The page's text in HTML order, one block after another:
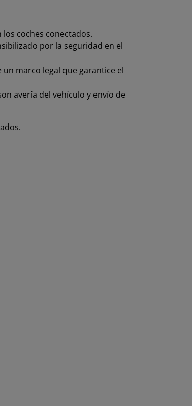
coches conectados.
por la seguridad en el
marco legal que garantice el
avería del vehículo y envío de